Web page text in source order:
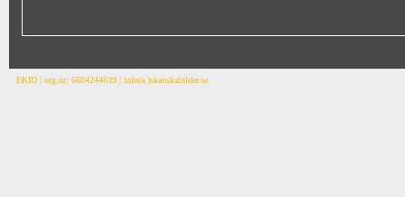
EKID | org.nr: 6604244639 | info(a.)skanskabilder.se